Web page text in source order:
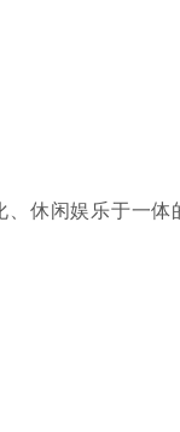
、休闲娱乐于一体